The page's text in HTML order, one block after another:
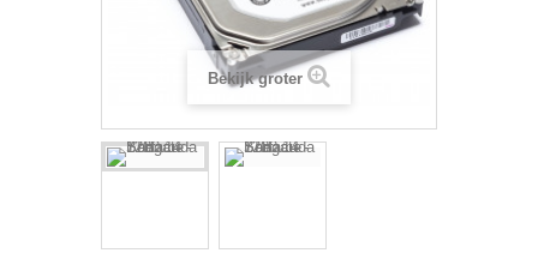
Bekijk groter